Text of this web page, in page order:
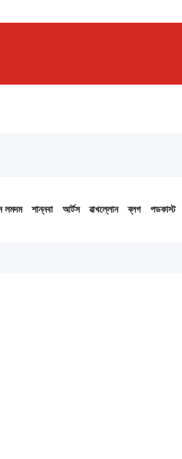
লমদম শান্নবা আর্টস ৱাখল্লোন ব্লগ পডকাস্ট